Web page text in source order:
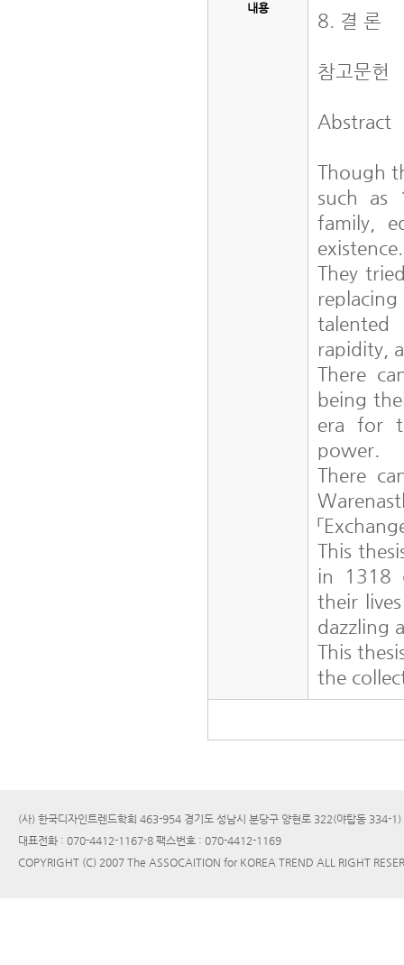
내용
8. 결 론
참고문헌
Abstract
Though
such as
family,
They
talented
rapidity,
There
being
era for
power.
There
「
This
in 1318
their
dazzling
This
the
(사) 한국디자인트렌드학회 463-954 경기도 성남시 분당구 양현로 322(야탑동 334-
대표전화 : 070-4412-1167-8 팩스번호 : 070-4412-1169
COPYRIGHT (C) 2007 The ASSOCAITION for KOREA TREND ALL RIGHT